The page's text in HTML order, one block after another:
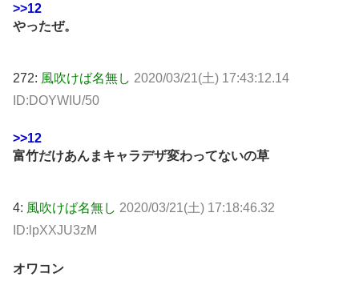
>>12
やったぜ。
272: 風吹けば名無し 2020/03/21(土) 17:43:12.14
ID:DOYWIU/50
>>12
富竹だけあんまキャラデザ変わってないの草
4: 風吹けば名無し 2020/03/21(土) 17:18:46.32
ID:lpXXJU3zM
オワコン